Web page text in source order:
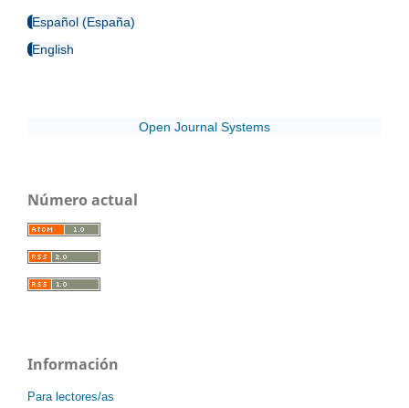
Español (España)
English
Open Journal Systems
Número actual
Información
Para lectores/as